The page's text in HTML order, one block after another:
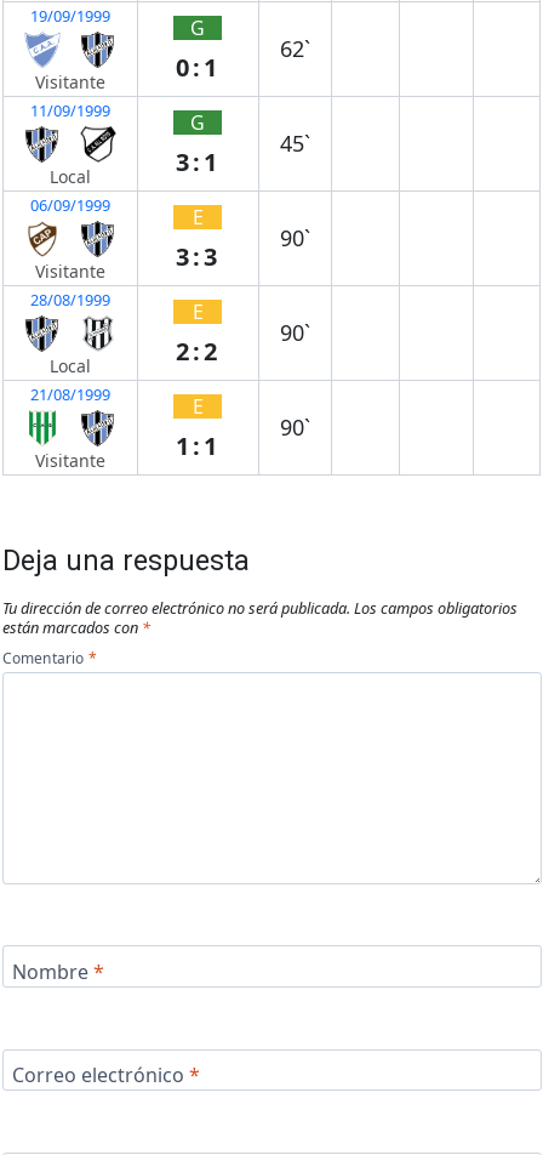
19/09/1999
Visitante
G
0:1
62`
11/09/1999
Local
G
3:1
45`
06/09/1999
Visitante
E
3:3
90`
28/08/1999
Local
E
2:2
90`
21/08/1999
Visitante
E
1:1
90`
Deja una respuesta
Tu dirección de correo electrónico no será publicada. Los campos obligatorios
están marcados con *
Comentario *
Nombre*
Correo electrónico *